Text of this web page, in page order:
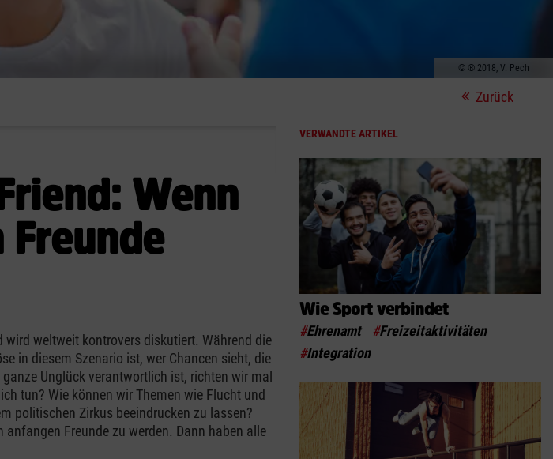
® 2018, V. Pech
Zurück
Wenn
Freunde
weltweit kontrovers diskutiert. Während die
in diesem Szenario ist, wer Chancen sieht, die
Unglück verantwortlich ist, richten wir mal
tun? Wie können wir Themen wie Flucht und
politischen Zirkus beeindrucken zu lassen?
Freunde zu werden. Dann haben alle
VERWANDTE ARTIKEL
Wie Sport verbindet
#Ehrenamt #Freizeitaktivitäten
#Integration